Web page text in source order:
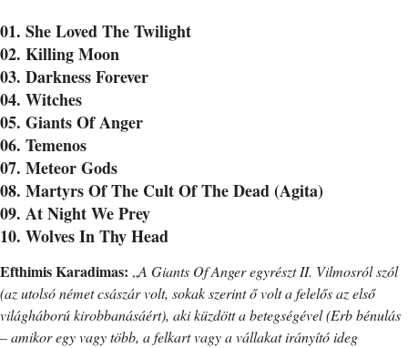
01. She Loved The Twilight
02. Killing Moon
03. Darkness Forever
04. Witches
05. Giants Of Anger
06. Temenos
07. Meteor Gods
08. Martyrs Of The Cult Of The Dead (Agita)
09. At Night We Prey
10. Wolves In Thy Head
Efthimis Karadimas: „A Giants Of Anger egyrészt II. Vilmosról szól
(az utolsó német császár volt, sokak szerint ő volt a felelős az első
világháború kirobbanásáért), aki küzdött a betegségével (Erb bénulás
– amikor egy vagy több, a felkart vagy a vállakat irányító ideg